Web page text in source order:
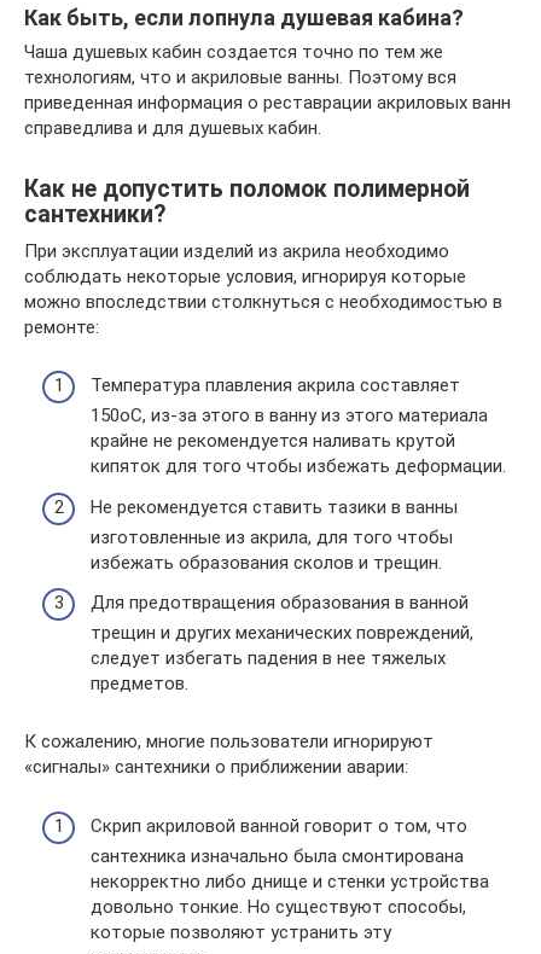
Как быть, если лопнула душевая кабина?
Чаша душевых кабин создается точно по тем же
технологиям, что и акриловые ванны. Поэтому вся
приведенная информация о реставрации акриловых ванн
справедлива и для душевых кабин.
Как не допустить поломок полимерной
сантехники?
При эксплуатации изделий из акрила необходимо
соблюдать некоторые условия, игнорируя которые
можно впоследствии столкнуться с необходимостью в
ремонте:
Температура плавления акрила составляет
150оС, из-за этого в ванну из этого материала
крайне не рекомендуется наливать крутой
кипяток для того чтобы избежать деформации.
Не рекомендуется ставить тазики в ванны
изготовленные из акрила, для того чтобы
избежать образования сколов и трещин.
Для предотвращения образования в ванной
трещин и других механических повреждений,
следует избегать падения в нее тяжелых
предметов.
К сожалению, многие пользователи игнорируют
«сигналы» сантехники о приближении аварии:
Скрип акриловой ванной говорит о том, что
сантехника изначально была смонтирована
некорректно либо днище и стенки устройства
довольно тонкие. Но существуют способы,
которые позволяют устранить эту